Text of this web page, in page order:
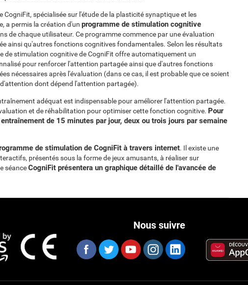
CogniFit, spécialisée sur l'étude de la plasticité synaptique et les
a permis la création d'un programme de stimulation cognitive
de chaque utilisateur. Ce programme commence par une évaluation
ainsi qu'autres fonctions cognitives fondamentales. Selon les résultats
de stimulation cognitive de CogniFit offre automatiquement un
pour renforcer l'attention partagée ainsi que d'autres fonctions
nécessaires après l'évaluation (dans ce cas, il est probable que ce soient
dont dépend l'attention partagée).
adéquat est indispensable pour améliorer l'attention partagée.
et de réhabilitation pour optimiser cette fonction cognitive. Pour
de 15 minutes par jour, deux ou trois jours par semaine
de stimulation de CogniFit à travers internet. Il existe une
présentés sous la forme de jeux amusants, à réaliser sur
séanceCogniFit présentera un graphique détaillé de l'avancée de
Nous suivre